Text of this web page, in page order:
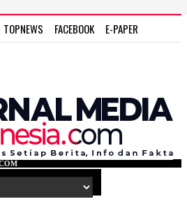
TOPNEWS FACEBOOK
E-PAPER